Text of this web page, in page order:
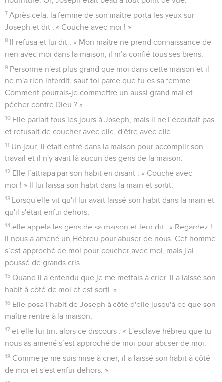
7 Après cela, la femme de son maître porta les yeux sur
Joseph et dit : « Couche avec moi ! »
8 Il refusa et lui dit : « Mon maître ne prend connaissance de
rien avec moi dans la maison, il m’a confié tous ses biens.
9 Personne n'est plus grand que moi dans cette maison et il
ne m'a rien interdit, sauf toi parce que tu es sa femme.
Comment pourrais-je commettre un aussi grand mal et
pécher contre Dieu ? »
10 Elle parlait tous les jours à Joseph, mais il ne l’écoutait pas
et refusait de coucher avec elle, d'être avec elle.
11 Un jour, il était entré dans la maison pour accomplir son
travail et il n'y avait là aucun des gens de la maison.
12 Elle l’attrapa par son habit en disant : « Couche avec
moi ! » Il lui laissa son habit dans la main et sortit.
13 Lorsqu'elle vit qu'il lui avait laissé son habit dans la main et
qu'il s'était enfui dehors,
14 elle appela les gens de sa maison et leur dit : « Regardez !
Il nous a amené un Hébreu pour abuser de nous. Cet homme
s’est approché de moi pour coucher avec moi, mais j'ai
poussé de grands cris.
15 Quand il a entendu que je me mettais à crier, il a laissé son
habit à côté de moi et est sorti. »
16 Elle posa l’habit de Joseph à côté d'elle jusqu'à ce que son
maître rentre à la maison,
17 et elle lui tint alors ce discours : « L'esclave hébreu que tu
nous as amené s’est approché de moi pour abuser de moi.
18 Comme je me suis mise à crier, il a laissé son habit à côté
de moi et s'est enfui dehors. »